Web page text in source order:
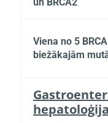
Viena no 5
biežākajām